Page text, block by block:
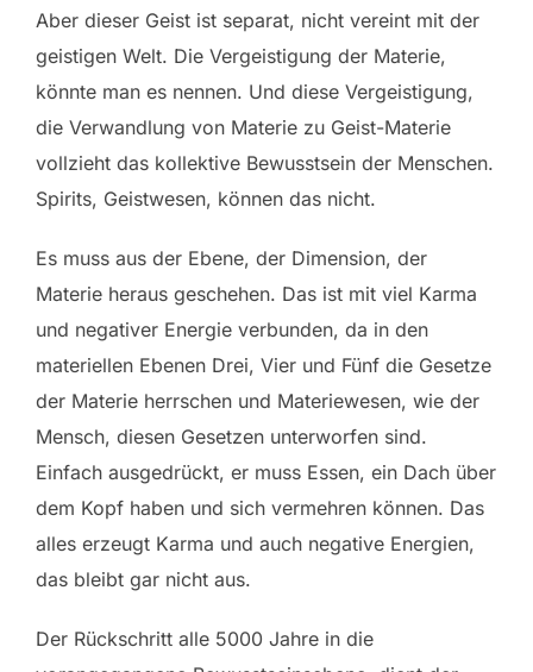
Aber dieser Geist ist separat, nicht vereint mit der
geistigen Welt. Die Vergeistigung der Materie,
könnte man es nennen. Und diese Vergeistigung,
die Verwandlung von Materie zu Geist-Materie
vollzieht das kollektive Bewusstsein der Menschen.
Spirits, Geistwesen, können das nicht.
Es muss aus der Ebene, der Dimension, der
Materie heraus geschehen. Das ist mit viel Karma
und negativer Energie verbunden, da in den
materiellen Ebenen Drei, Vier und Fünf die Gesetze
der Materie herrschen und Materiewesen, wie der
Mensch, diesen Gesetzen unterworfen sind.
Einfach ausgedrückt, er muss Essen, ein Dach über
dem Kopf haben und sich vermehren können. Das
alles erzeugt Karma und auch negative Energien,
das bleibt gar nicht aus.
Der Rückschritt alle 5000 Jahre in die